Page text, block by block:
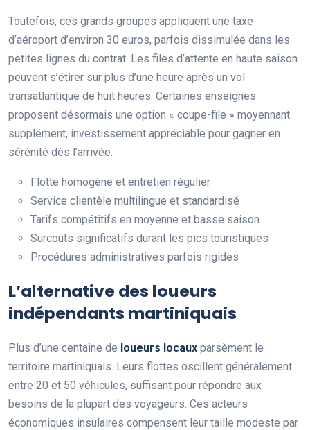
Toutefois, ces grands groupes appliquent une taxe
d’aéroport d’environ 30 euros, parfois dissimulée dans les
petites lignes du contrat. Les files d’attente en haute saison
peuvent s’étirer sur plus d’une heure après un vol
transatlantique de huit heures. Certaines enseignes
proposent désormais une option « coupe-file » moyennant
supplément, investissement appréciable pour gagner en
sérénité dès l’arrivée.
Flotte homogène et entretien régulier
Service clientèle multilingue et standardisé
Tarifs compétitifs en moyenne et basse saison
Surcoûts significatifs durant les pics touristiques
Procédures administratives parfois rigides
L’alternative des loueurs
indépendants martiniquais
Plus d’une centaine de loueurs locaux parsèment le
territoire martiniquais. Leurs flottes oscillent généralement
entre 20 et 50 véhicules, suffisant pour répondre aux
besoins de la plupart des voyageurs. Ces acteurs
économiques insulaires compensent leur taille modeste par